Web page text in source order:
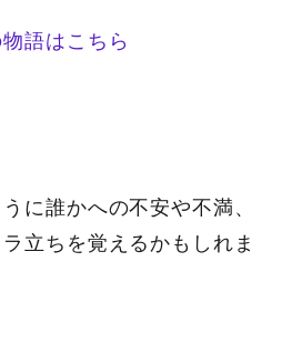
語はこちら
に誰かへの不安や不満、
立ちを覚えるかもしれま